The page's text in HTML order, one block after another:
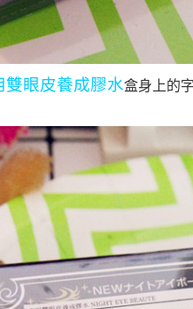
雙眼皮養成膠水盒身上的